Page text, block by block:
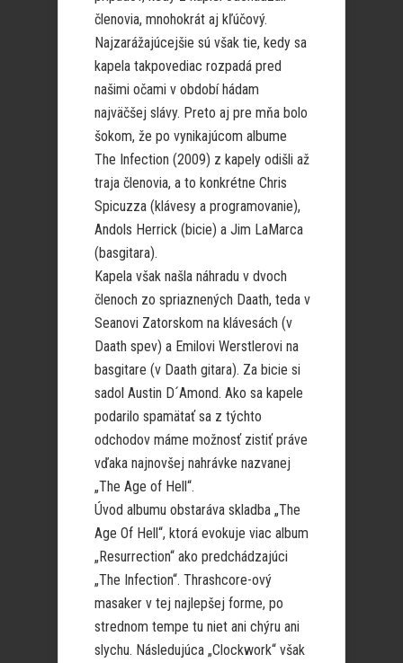
členovia, mnohokrát aj kľúčový.
Najzarážajúcejšie sú však tie, kedy sa
kapela takpovediac rozpadá pred
našimi očami v období hádam
najväčšej slávy. Preto aj pre mňa bolo
šokom, že po vynikajúcom albume
The Infection (2009) z kapely odišli až
traja členovia, a to konkrétne Chris
Spicuzza (klávesy a programovanie),
Andols Herrick (bicie) a Jim LaMarca
(basgitara).
Kapela však našla náhradu v dvoch
členoch zo spriaznených Daath, teda v
Seanovi Zatorskom na klávesách (v
Daath spev) a Emilovi Werstlerovi na
basgitare (v Daath gitara). Za bicie si
sadol Austin D´Amond. Ako sa kapele
podarilo spamätať sa z týchto
odchodov máme možnosť zistiť práve
vďaka najnovšej nahrávke nazvanej
„The Age of Hell“.
Úvod albumu obstaráva skladba „The
Age Of Hell“, ktorá evokuje viac album
„Resurrection“ ako predchádzajúci
„The Infection“. Thrashcore-ový
masaker v tej najlepšej forme, po
strednom tempe tu niet ani chýru ani
slychu. Následujúca „Clockwork“ však